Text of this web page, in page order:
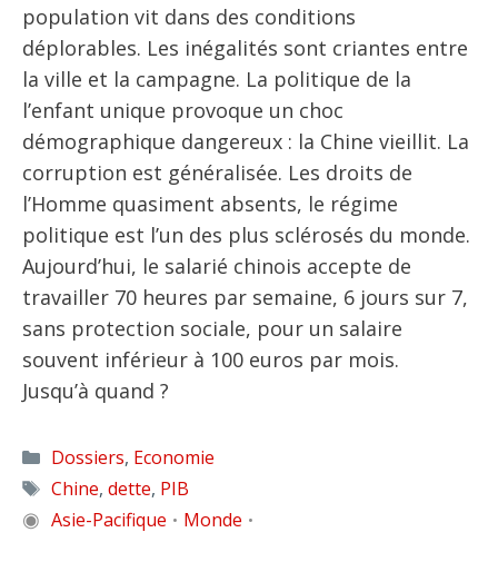
population vit dans des conditions
déplorables. Les inégalités sont criantes entre
la ville et la campagne. La politique de la
l’enfant unique provoque un choc
démographique dangereux : la Chine vieillit. La
corruption est généralisée. Les droits de
l’Homme quasiment absents, le régime
politique est l’un des plus sclérosés du monde.
Aujourd’hui, le salarié chinois accepte de
travailler 70 heures par semaine, 6 jours sur 7,
sans protection sociale, pour un salaire
souvent inférieur à 100 euros par mois.
Jusqu’à quand ?
Catégories
Dossiers, Economie
Étiquettes
Chine, dette, PIB
◉ Asie-Pacifique • Monde •